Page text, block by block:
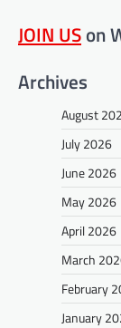
JOIN USon
Archives
August
July 2026
June 2026
May 2026
April 2026
March
February
January